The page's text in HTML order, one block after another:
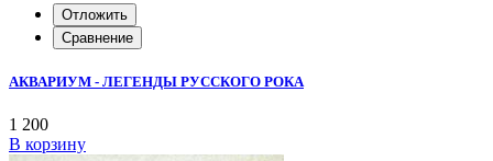
Отложить
Сравнение
АКВАРИУМ - ЛЕГЕНДЫ РУССКОГО РОКА
1 200
В корзину